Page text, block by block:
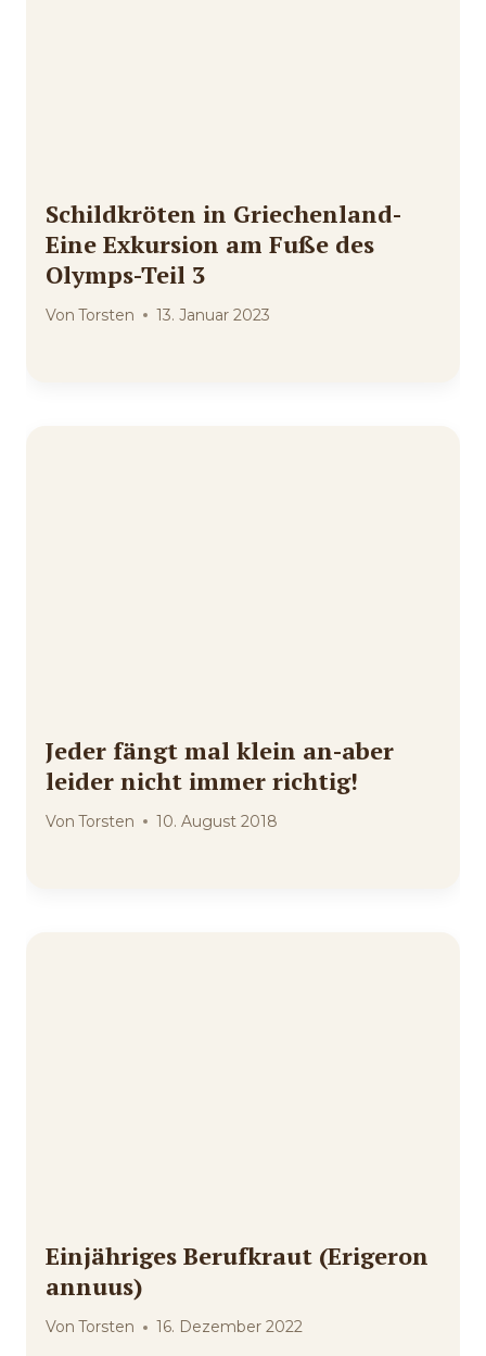
Schildkröten in Griechenland-
Eine Exkursion am Fuße des
Olymps-Teil 3
Von Torsten 13. Januar 2023
Jeder fängt mal klein an-aber
leider nicht immer richtig!
Von Torsten 10. August 2018
Einjähriges Berufkraut (Erigeron
annuus)
Von Torsten 16. Dezember 2022